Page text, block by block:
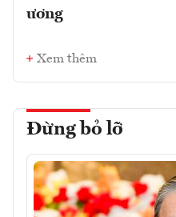
ương
Xem thêm
Đừng bỏ lỡ